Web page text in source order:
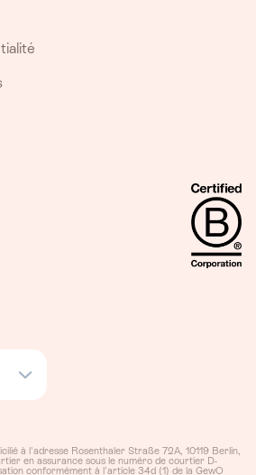
à l'adresse Rosenthaler Straße 72A, 10119 Berlin,
en assurance sous le numéro de courtier D-
conformément à l'article 34d (1) de la GewO